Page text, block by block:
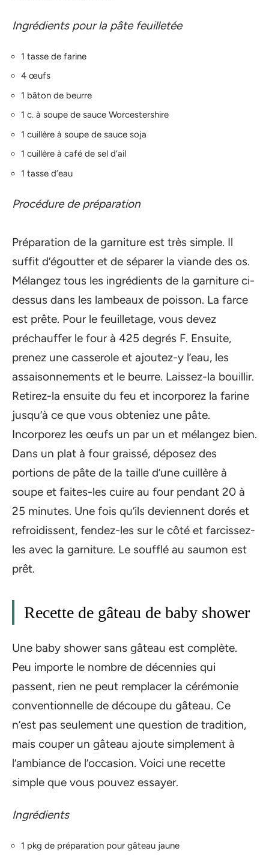
Ingrédients pour la pâte feuilletée
1 tasse de farine
4 œufs
1 bâton de beurre
1 c. à soupe de sauce Worcestershire
1 cuillère à soupe de sauce soja
1 cuillère à café de sel d’ail
1 tasse d’eau
Procédure de préparation
Préparation de la garniture est très simple. Il
suffit d’égoutter et de séparer la viande des os.
Mélangez tous les ingrédients de la garniture ci-
dessus dans les lambeaux de poisson. La farce
est prête. Pour le feuilletage, vous devez
préchauffer le four à 425 degrés F. Ensuite,
prenez une casserole et ajoutez-y l’eau, les
assaisonnements et le beurre. Laissez-la bouillir.
Retirez-la ensuite du feu et incorporez la farine
jusqu’à ce que vous obteniez une pâte.
Incorporez les œufs un par un et mélangez bien.
Dans un plat à four graissé, déposez des
portions de pâte de la taille d’une cuillère à
soupe et faites-les cuire au four pendant 20 à
25 minutes. Une fois qu’ils deviennent dorés et
refroidissent, fendez-les sur le côté et farcissez-
les avec la garniture. Le soufflé au saumon est
prêt.
Recette de gâteau de baby shower
Une baby shower sans gâteau est complète.
Peu importe le nombre de décennies qui
passent, rien ne peut remplacer la cérémonie
conventionnelle de découpe du gâteau. Ce
n’est pas seulement une question de tradition,
mais couper un gâteau ajoute simplement à
l’ambiance de l’occasion. Voici une recette
simple que vous pouvez essayer.
Ingrédients
1 pkg de préparation pour gâteau jaune